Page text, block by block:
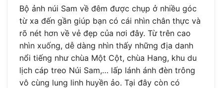
Bộ ảnh núi Sam về đêm được chụp ở nhiều góc
từ xa đến gần giúp bạn có cái nhìn chân thực và
rõ nét hơn về vẻ đẹp của nơi đây. Từ trên cao
nhìn xuống, dễ dàng nhìn thấy những địa danh
nổi tiếng như chùa Một Cột, chùa Hang, khu du
lịch cáp treo Núi Sam,… lấp lánh ánh đèn trông
vô cùng lung linh huyền ảo. Tại đây còn có